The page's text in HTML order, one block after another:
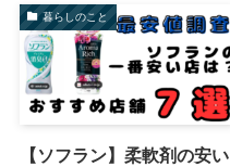
暮らしのこと
【ソフラン】柔軟剤の安い